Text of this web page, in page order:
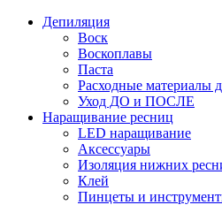
Депиляция
Воск
Воскоплавы
Паста
Расходные материалы
Уход ДО и ПОСЛЕ
Наращивание ресниц
LED наращивание
Аксессуары
Изоляция нижних
Клей
Пинцеты и